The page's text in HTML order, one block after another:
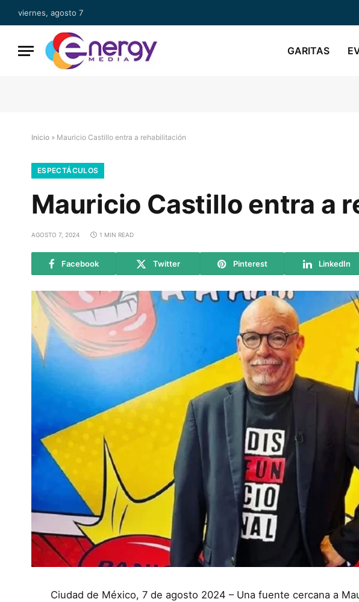
viernes, agosto 7
GARITAS
Inicio » Mauricio Castillo entra a rehabilitación
ESPECTÁCULOS
Mauricio Castillo entra a
AGOSTO 7, 2024 1 MIN READ
Facebook Twitter Pinterest LinkedIn
Ciudad de México, 7 de agosto 2024 – Una fuente cercana a